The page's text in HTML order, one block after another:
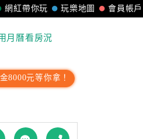
會員帳戶
玩樂地圖
網紅帶你玩
月曆看房況
8000元等你拿！